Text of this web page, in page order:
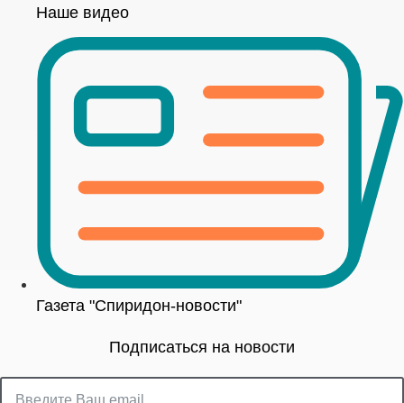
Наше видео
Газета "Спиридон-новости"
Подписаться на новости